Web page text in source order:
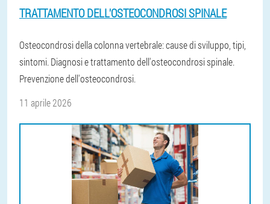
TRATTAMENTO DELL'OSTEOCONDROSI SPINALE
Osteocondrosi della colonna vertebrale: cause di sviluppo, tipi,
sintomi. Diagnosi e trattamento dell'osteocondrosi spinale.
Prevenzione dell'osteocondrosi.
11 aprile 2026